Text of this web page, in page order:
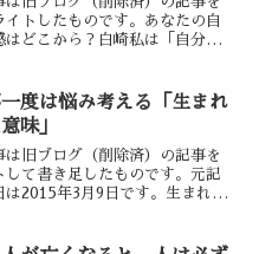
イトしたものです。あなたの自
はどこから？白崎私は「自分が
を得ているのだろう」という疑
とある人とのメー...
度は悩み考える「生まれ
味」
は旧ブログ（削除済）の記事を
して書き足したものです。元記
は2015年3月9日です。生まれて
意味や理由などない」と考える